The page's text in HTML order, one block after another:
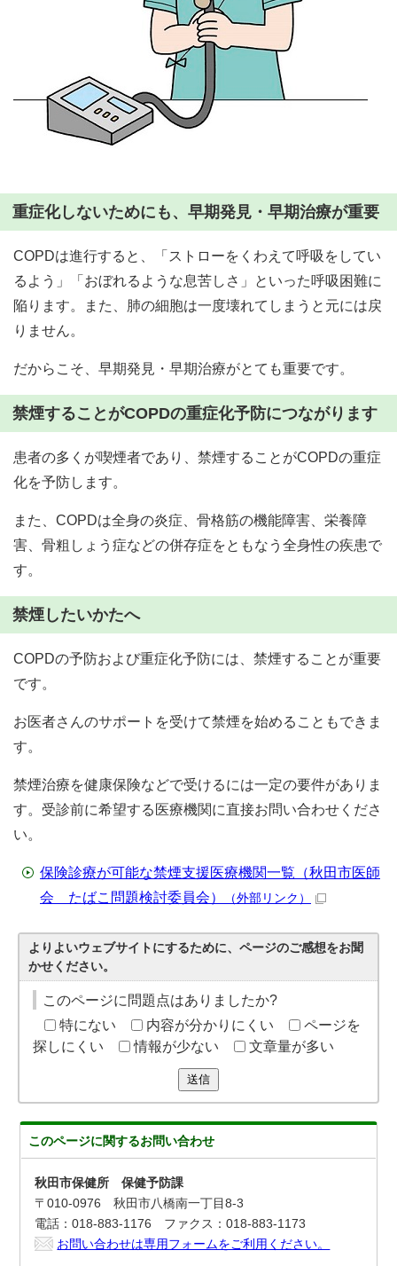
重症化しないためにも、早期発見・早期治療が重要
COPDは進行すると、「ストローをくわえて呼吸をしてい
るよう」「おぼれるような息苦しさ」といった呼吸困難に
陥ります。また、肺の細胞は一度壊れてしまうと元には戻
りません。
だからこそ、早期発見・早期治療がとても重要です。
禁煙することがCOPDの重症化予防につながります
患者の多くが喫煙者であり、禁煙することがCOPDの重症
化を予防します。
また、COPDは全身の炎症、骨格筋の機能障害、栄養障
害、骨粗しょう症などの併存症をともなう全身性の疾患で
す。
禁煙したいかたへ
COPDの予防および重症化予防には、禁煙することが重要
です。
お医者さんのサポートを受けて禁煙を始めることもできま
す。
禁煙治療を健康保険などで受けるには一定の要件がありま
す。受診前に希望する医療機関に直接お問い合わせくださ
い。
保険診療が可能な禁煙支援医療機関一覧（秋田市医師
会 たばこ問題検討委員会）
（外部リンク）
よりよいウェブサイトにするために、ページのご感想をお聞
かせください。
このページに問題点はありましたか?
特にない
内容が分かりにくい
ページを
探しにくい
情報が少ない 文章量が多い
送信
このページに関するお問い合わせ
秋田市保健所 保健予防課
〒010-0976 秋田市八橋南一丁目8-3
電話：018-883-1176 ファクス：018-883-1173
お問い合わせは専用フォームをご利用ください。